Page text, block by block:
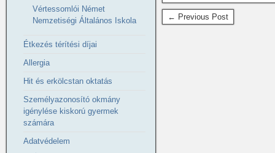
← Previous Post
Vértessomlói Német
Nemzetiségi Általános Iskola
Étkezés térítési díjai
Allergia
Hit és erkölcstan oktatás
Személyazonosító okmány
igénylése kiskorú gyermek
számára
Adatvédelem